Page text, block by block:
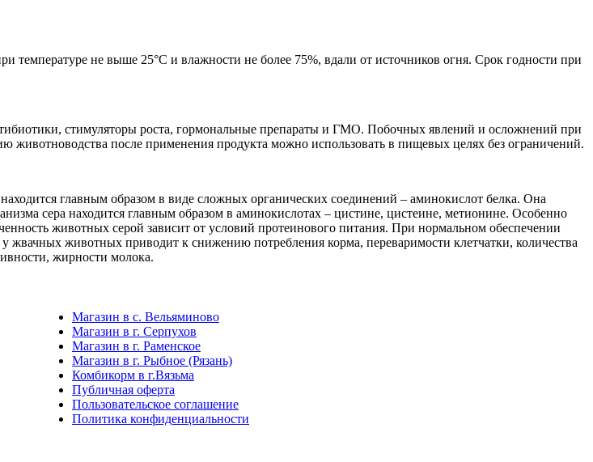
не выше 25°С и влажности не более 75%, вдали от источников огня. Срок годности при
стимуляторы роста, гормональные препараты и ГМО. Побочных явлений и осложнений при
после применения продукта можно использовать в пищевых целях без ограничений.
главным образом в виде сложных органических соединений – аминокислот белка. Она
сера находится главным образом в аминокислотах – цистине, цистеине, метионине. Особенно
животных серой зависит от условий протеинового питания. При нормальном обеспечении
жвачных животных приводит к снижению потребления корма, переваримости клетчатки, количества
жирности молока.
Магазин в с. Вельяминово
Магазин в г. Серпухов
Магазин в г. Раменское
Магазин в г. Рыбное (Рязань)
Комбикорм в г.Вязьма
Публичная оферта
Пользовательское соглашение
Политика конфиденциальности